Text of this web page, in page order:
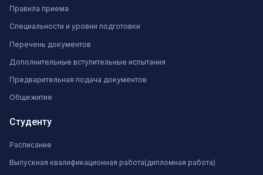
Правила приема
Специальности и уровни подготовки
Перечень документов
Дополнительные вступительные испытания
Предварительная подача документов
Общежитие
Студенту
Расписание
Выпускная квалификационная работа(дипломная работа)